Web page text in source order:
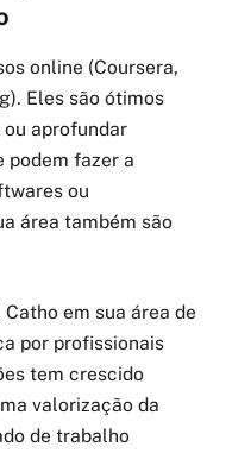
online (Coursera,
Eles são ótimos
aprofundar
podem fazer a
ou
área também são
em sua área de
por profissionais
tem crescido
valorização da
de trabalho